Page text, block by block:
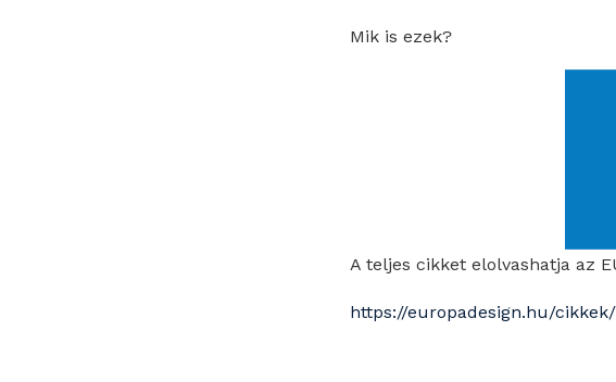
Mik is ezek?
A teljes cikket elolvashatja az
https://europadesign.hu/